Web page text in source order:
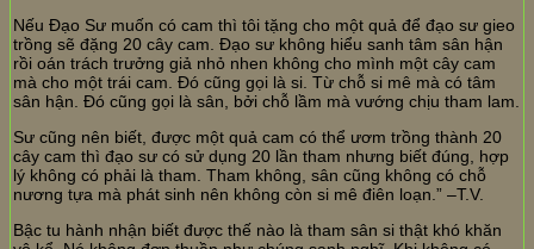
Nếu Đạo Sư muốn có cam thì tôi tặng cho một quả để đạo sư gieo
trồng sẽ đặng 20 cây cam. Đạo sư không hiểu sanh tâm sân hận
rồi oán trách trưởng giả nhỏ nhen không cho mình một cây cam
mà cho một trái cam. Đó cũng gọi là si. Từ chỗ si mê mà có tâm
sân hận. Đó cũng gọi là sân, bởi chỗ lầm mà vướng chịu tham lam.
Sư cũng nên biết, được một quả cam có thể ươm trồng thành 20
cây cam thì đạo sư có sử dụng 20 lần tham nhưng biết đúng, hợp
lý không có phải là tham. Tham không, sân cũng không có chỗ
nương tựa mà phát sinh nên không còn si mê điên loạn.” –T.V.
Bậc tu hành nhận biết được thế nào là tham sân si thật khó khăn